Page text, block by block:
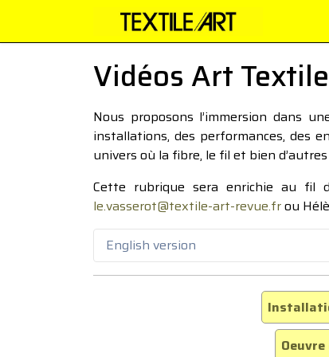
Vidéos Art Textile
Nous proposons l’immersion dans
installations, des performances, des
univers où la fibre, le fil et bien
Cette rubrique sera enrichie au fil
le.vasserot@textile-art-revue.frou
English version